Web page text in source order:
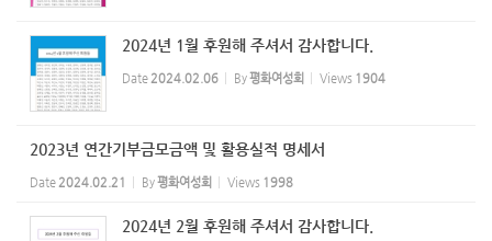
2024년 1월 후원해 주셔서 감사합니다.
Date 2024.02.06 By평화여성회 Views 1904
2023년 연간기부금모금액 및 활용실적 명세서
Date 2024.02.21 By평화여성회 Views 1998
2024년 2월 후원해 주셔서 감사합니다.